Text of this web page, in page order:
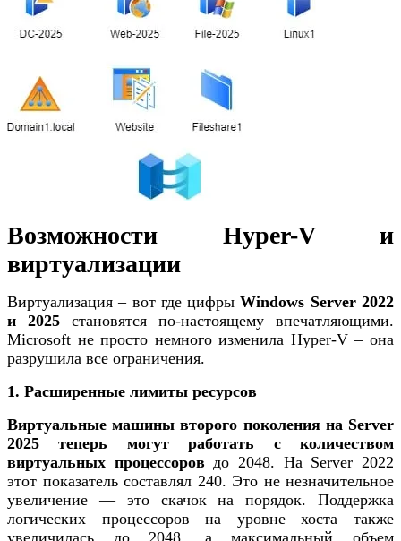
Возможности Hyper-V и
виртуализации
Виртуализация – вот где цифрыWindows Server 2022
и 2025 становятся по-настоящему впечатляющими.
Microsoft не просто немного изменила Hyper-V – она
разрушила все ограничения.
1. Расширенные лимиты ресурсов
Виртуальные машины второго поколения на Server
2025 теперь могут работать с количеством
виртуальных процессоровдо 2048. На Server 2022
этот показатель составлял 240. Это не незначительное
увеличение — это скачок на порядок. Поддержка
логических процессоров на уровне хоста также
увеличилась до 2048, а максимальный объем